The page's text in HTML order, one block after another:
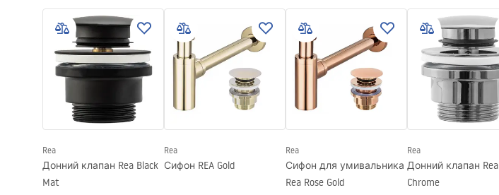
Довжина
Ширина
410
мм
Висота
мм
Форма
Овальний
Отвір на змішувач
Ні
Переливний отвір
Basin.pdf
Warranty_Terms_and_Conditions_
Basins_-_5.pdf
Rea
Донний клапан Rea Black
Mat
Rea
Сифон REA Gold
Rea
Сифон для умивальника
Rea Rose Gold
Rea
Донний клапан Rea
Chrome